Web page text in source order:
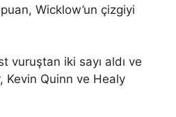
Wicklow’un çizgiyi
vuruştan iki sayı aldı ve
Kevin Quinn ve Healy